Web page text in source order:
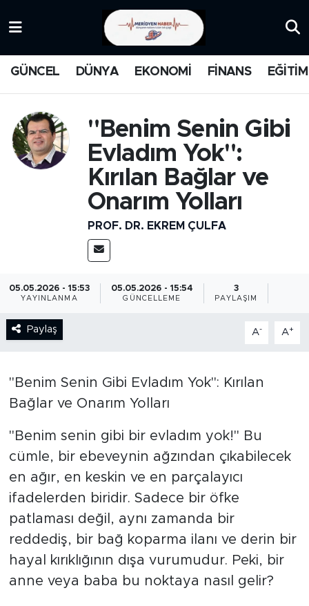
GÜNCEL DÜNYA EKONOMİ FİNANS EĞİTİM
"Benim Senin Gibi
Evladım Yok":
Kırılan Bağlar ve
Onarım Yolları
PROF. DR. EKREM ÇULFA
05.05.2026 - 15:53
YAYINLANMA
05.05.2026 - 15:54
GÜNCELLEME
3
PAYLAŞIM
Paylaş A- A+
"Benim Senin Gibi Evladım Yok": Kırılan
Bağlar ve Onarım Yolları
​"Benim senin gibi bir evladım yok!" Bu
cümle, bir ebeveynin ağzından çıkabilecek
en ağır, en keskin ve en parçalayıcı
ifadelerden biridir. Sadece bir öfke
patlaması değil, aynı zamanda bir
reddediş, bir bağ koparma ilanı ve derin bir
hayal kırıklığının dışa vurumudur. Peki, bir
anne veya baba bu noktaya nasıl gelir?
MANŞET
MEDYA
GÜNCEL
KARİKATÜR
BİLİM-TEKNOLOJİ
ANALİZ
NOSTALJİ
KULİS
YAZARLAR
DİNİ
POLİTİKA
İstanbul Namaz Vakitleri
Trafik Durumu
Süper Lig Puan Durumu ve Fikstür
Tüm Manşetler
Son Dakika Haberleri
Haber Arşivi